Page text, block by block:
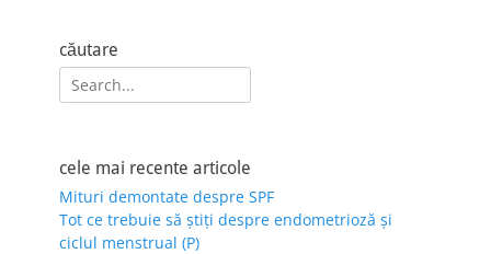
căutare
Search
for:
cele mai recente articole
Mituri demontate despre SPF
Tot ce trebuie să știți despre endometrioză și
ciclul menstrual (P)